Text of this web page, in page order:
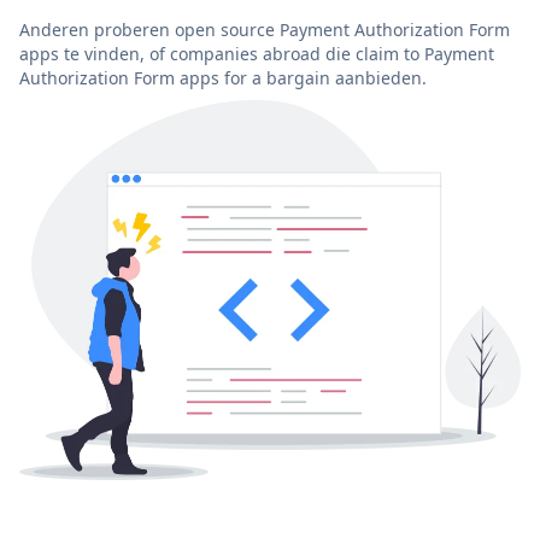
Anderen proberen open source Payment Authorization Form
apps te vinden, of companies abroad die claim to Payment
Authorization Form apps for a bargain aanbieden.